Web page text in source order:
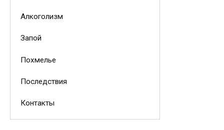
Алкоголизм
Запой
Похмелье
Последствия
Контакты